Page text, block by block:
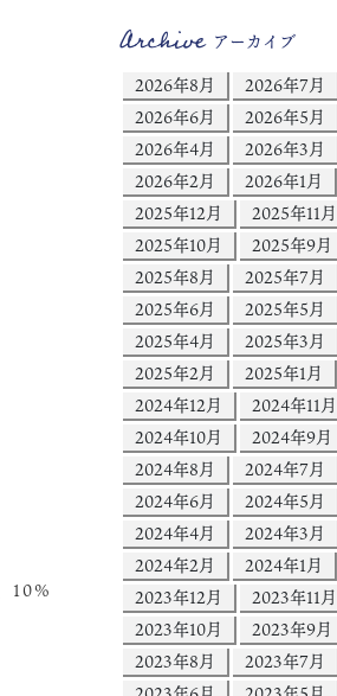
10%
Archiveアーカイブ
2026年8月
2026年7月
2026年6月
2026年5月
2026年4月
2026年3月
2026年2月
2026年1月
2025年12月
2025年11月
2025年10月
2025年9月
2025年8月
2025年7月
2025年6月
2025年5月
2025年4月
2025年3月
2025年2月
2025年1月
2024年12月
2024年11月
2024年10月
2024年9月
2024年8月
2024年7月
2024年6月
2024年5月
2024年4月
2024年3月
2024年2月
2024年1月
2023年12月
2023年11月
2023年10月
2023年9月
2023年8月
2023年7月